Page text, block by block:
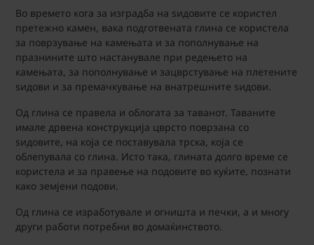
Во времето кога за изградба на ѕидовите се користел
претежно камен, вака подготвената глина се користела
за поврзување на камењата и за пополнување на
празнините што настанувале при редењето на
камењата, за пополнување и зацврстување на плетените
ѕидови и за премачкување на внатрешните ѕидови.
Од глина се правела и облогата за таванот. Таваните
имале дрвена конструкција цврсто поврзана со
ѕидовите, на која се поставувала трска, која се
облепувала со глина. Исто така, глината долго време се
користела и за правење на подовите во куќите, познати
како земјени подови.
Од глина се изработувале и огништа и печки, а и многу
други работи потребни во домаќинството.